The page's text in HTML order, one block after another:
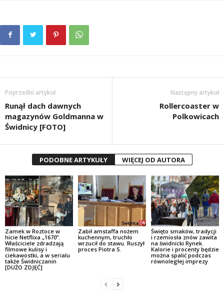
Poprzedni artykuł
Runął dach dawnych
magazynów Goldmanna w
Świdnicy [FOTO]
Następny artykuł
Rollercoaster w
Polkowicach
PODOBNE ARTYKUŁY WIĘCEJ OD AUTORA
Zamek w Roztoce w
hicie Netflixa „1670”.
Właściciele zdradzają
filmowe kulisy i
ciekawostki, a w serialu
także Świdniczanin
[DUŻO ZDJĘĆ]
Zabił amstaffa nożem
kuchennym, truchło
wrzucił do stawu. Ruszył
proces Piotra S.
Święto smaków, tradycji
i rzemiosła znów zawita
na świdnicki Rynek.
Kalorie i procenty będzie
można spalić podczas
równoległej imprezy